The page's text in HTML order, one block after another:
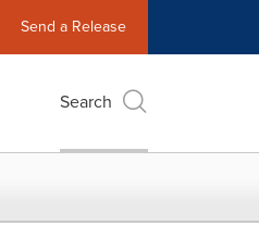
Send a Release
Search